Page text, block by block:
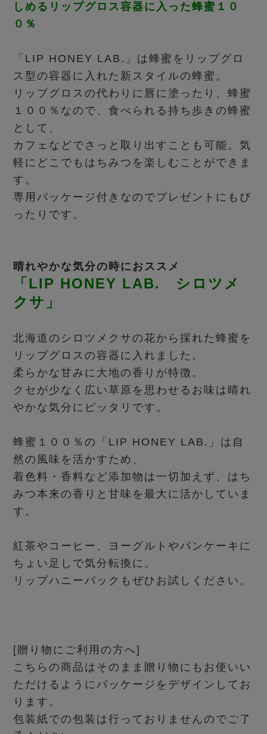
しめるリップグロス容器に入った蜂蜜１０
０％
「LIP HONEY LAB.」は蜂蜜をリップグロ
ス型の容器に入れた新スタイルの蜂蜜。
リップグロスの代わりに唇に塗ったり、蜂蜜
１００％なので、食べられる持ち歩きの蜂蜜
として、
カフェなどでさっと取り出すことも可能。気
軽にどこでもはちみつを楽しむことができま
す。
専用パッケージ付きなのでプレゼントにもぴ
ったりです。
晴れやかな気分の時におススメ
「LIP HONEY LAB. シロツメ
クサ」
北海道のシロツメクサの花から採れた蜂蜜を
リップグロスの容器に入れました。
柔らかな甘みに大地の香りが特徴。
クセが少なく広い草原を思わせるお味は晴れ
やかな気分にピッタリです。
蜂蜜１００％の「LIP HONEY LAB.」は自
然の風味を活かすため、
着色料・香料など添加物は一切加えず、はち
みつ本来の香りと甘味を最大に活かしていま
す。
紅茶やコーヒー、ヨーグルトやパンケーキに
ちょい足しで気分転換に。
リップハニーパックもぜひお試しください。
[贈り物にご利用の方へ]
こちらの商品はそのまま贈り物にもお使いい
ただけるようにパッケージをデザインしてお
ります。
包装紙での包装は行っておりませんのでご了